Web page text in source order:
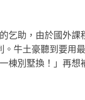
助，由於國外課
。牛土豪聽到要用
棟別墅換！」再